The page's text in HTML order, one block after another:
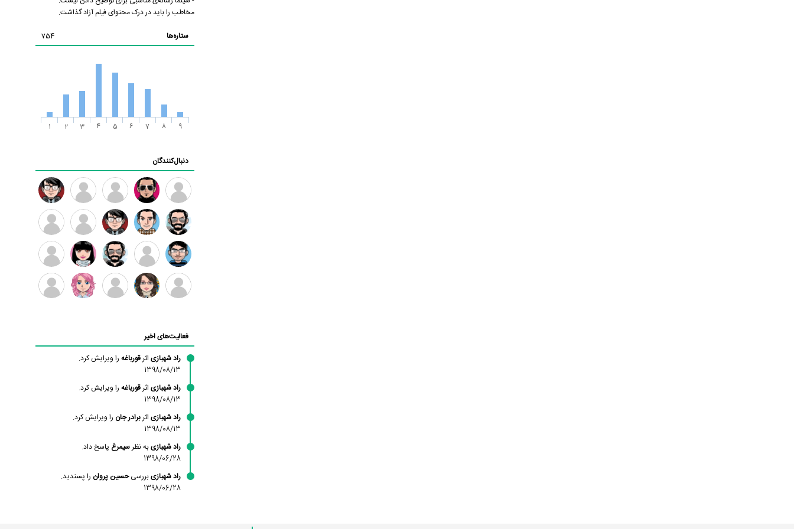
مخاطب را باید در درک محتوای فیلم آزاد گذاشت.
ستاره‌ها
754
1 2 3 4 5 6 7 8 9
دنبال‌کنندگان
ممدرضا
رضا
کاظمی
زهرا ~ ابتین
سید
محمد
موسوی
مهدی
فرهمند
مهدی
سلطانی
داود
رضیی
طرفدار
میلی
بابی
براون
کیوان
کیانی
سامان
راحمی
امیردلتا امیروو
ملیکا
منتظری
عارفه
داستانپور
فعالیت‌های اخیر
راد شهبازیاثرقورباغهرا ویرایش کرد.
1398/08/13
راد شهبازیاثرقورباغهرا ویرایش کرد.
1398/08/13
راد شهبازیاثربرادر جان را ویرایش کرد.
1398/08/13
راد شهبازیبه نظرسیمرغ پاسخ داد.
1398/06/28
راد شهبازیبررسیحسین پروان را پسندید.
1398/06/28